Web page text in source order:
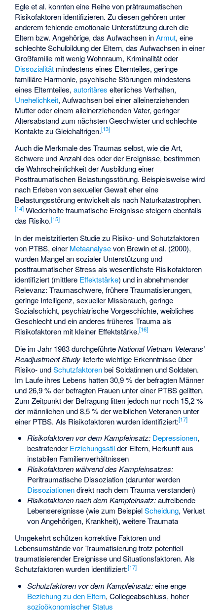
Egle et al. konnten eine Reihe von prätraumatischen
Risikofaktoren identifizieren. Zu diesen gehören unter
anderem fehlende emotionale Unterstützung durch die
Eltern bzw. Angehörige, das Aufwachsen inArmut, eine
schlechte Schulbildung der Eltern, das Aufwachsen in einer
Großfamilie mit wenig Wohnraum, Kriminalität oder
Dissozialität mindestens eines Elternteiles, geringe
familiäre Harmonie, psychische Störungen mindestens
eines Elternteiles,autoritäres elterliches Verhalten,
Unehelichkeit, Aufwachsen bei einer alleinerziehenden
Mutter oder einem alleinerziehenden Vater, geringer
Altersabstand zum nächsten Geschwister und schlechte
Kontakte zu Gleichaltrigen.[13]
Auch die Merkmale des Traumas selbst, wie die Art,
Schwere und Anzahl des oder der Ereignisse, bestimmen
die Wahrscheinlichkeit der Ausbildung einer
Posttraumatischen Belastungsstörung. Beispielsweise wird
nach Erleben von sexueller Gewalt eher eine
Belastungsstörung entwickelt als nach Naturkatastrophen.
[14] Wiederholte traumatische Ereignisse steigern ebenfalls
das Risiko.[15]
In der meistzitierten Studie zu Risiko- und Schutzfaktoren
von PTBS, einer Metaanalysevon Brewin et al. (2000),
wurden Mangel an sozialer Unterstützung und
posttraumatischer Stress als wesentlichste Risikofaktoren
identifiziert (mittlere Effektstärke) und in abnehmender
Relevanz: Traumaschwere, frühere Traumatisierungen,
geringe Intelligenz, sexueller Missbrauch, geringe
Sozialschicht, psychiatrische Vorgeschichte, weibliches
Geschlecht und ein anderes früheres Trauma als
Risikofaktoren mit kleiner Effektstärke.[16]
Die im Jahr 1983 durchgeführteNational Vietnam Veterans’
Readjustment Study lieferte wichtige Erkenntnisse über
Risiko- undSchutzfaktorenbei Soldatinnen und Soldaten.
Im Laufe ihres Lebens hatten 30,9 % der befragten Männer
und 26,9 % der befragten Frauen unter einer PTBS gelitten.
Zum Zeitpunkt der Befragung litten jedoch nur noch 15,2 %
der männlichen und 8,5 % der weiblichen Veteranen unter
einer PTBS. Als Risikofaktoren wurden identifiziert:[17]
Risikofaktoren vor dem Kampfeinsatz: Depressionen,
bestrafender Erziehungsstilder Eltern, Herkunft aus
instabilen Familienverhältnissen
Risikofaktoren während des Kampfeinsatzes:
Peritraumatische Dissoziation(darunter werden
Dissoziationendirekt nach dem Trauma verstanden)
Risikofaktoren nach dem Kampfeinsatz:aufreibende
Lebensereignisse (wie zum BeispielScheidung, Verlust
von Angehörigen, Krankheit), weitere Traumata
Umgekehrt schützen korrektive Faktoren und
Lebensumstände vor Traumatisierung trotz potentiell
traumatisierender Ereignisse und Situationsfaktoren. Als
Schutzfaktoren wurden identifiziert:[17]
Schutzfaktoren vor dem Kampfeinsatz:eine enge
Beziehung zu den Eltern, Collegeabschluss, hoher
sozioökonomischer Status